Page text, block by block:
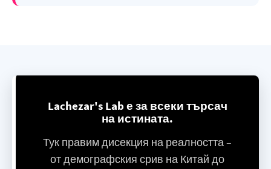
Lachezar's Lab е за всеки търсач
на истината.
Тук правим дисекция на реалността –
от демографския срив на Китай до